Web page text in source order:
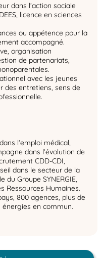
dans l’action sociale
licence en sciences
ou appétence pour la
accompagné.
organisation
de partenariats,
avec les jeunes
des entretiens, sens de
l’emploi médical,
dans l’évolution de
CDD-CDI,
dans le secteur de la
du Groupe SYNERGIE,
Ressources Humaines.
800 agences, plus de
en commun.